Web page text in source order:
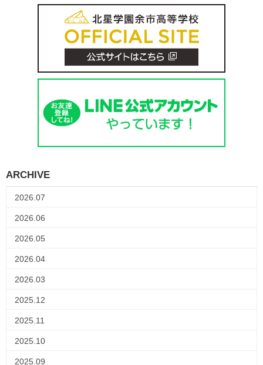
ARCHIVE
2026.07
2026.06
2026.05
2026.04
2026.03
2025.12
2025.11
2025.10
2025.09